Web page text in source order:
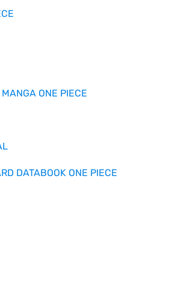
ONE PIECE
DATABOOK ONE PIECE